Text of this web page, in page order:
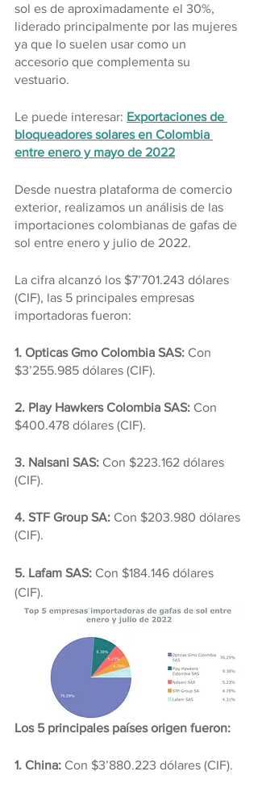
sol es de aproximadamente el 30%,
liderado principalmente por las mujeres
ya que lo suelen usar como un
accesorio que complementa su
vestuario.
Le puede interesar: Exportaciones de
bloqueadores solares en Colombia
entre enero y mayo de 2022
Desde nuestra plataforma de comercio
exterior, realizamos un análisis de las
importaciones colombianas de gafas de
sol entre enero y julio de 2022.
La cifra alcanzó los $7’701.243 dólares
(CIF), las 5 principales empresas
importadoras fueron:
1. Opticas Gmo Colombia SAS: Con
$3’255.985 dólares (CIF).
2. Play Hawkers Colombia SAS: Con
$400.478 dólares (CIF).
3. Nalsani SAS: Con $223.162 dólares
(CIF).
4. STF Group SA: Con $203.980 dólares
(CIF).
5. Lafam SAS: Con $184.146 dólares
(CIF).
Los 5 principales países origen fueron:
1. China: Con $3’880.223 dólares (CIF).